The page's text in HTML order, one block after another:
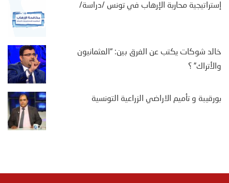
إستراتيجية محاربة الإرهاب في تونس /دراسة/
خالد شوكات يكتب عن الفرق بين: “العثمانيون
والأتراك” ؟
بورقيبة و تأميم الاراضي الزراعية التونسية